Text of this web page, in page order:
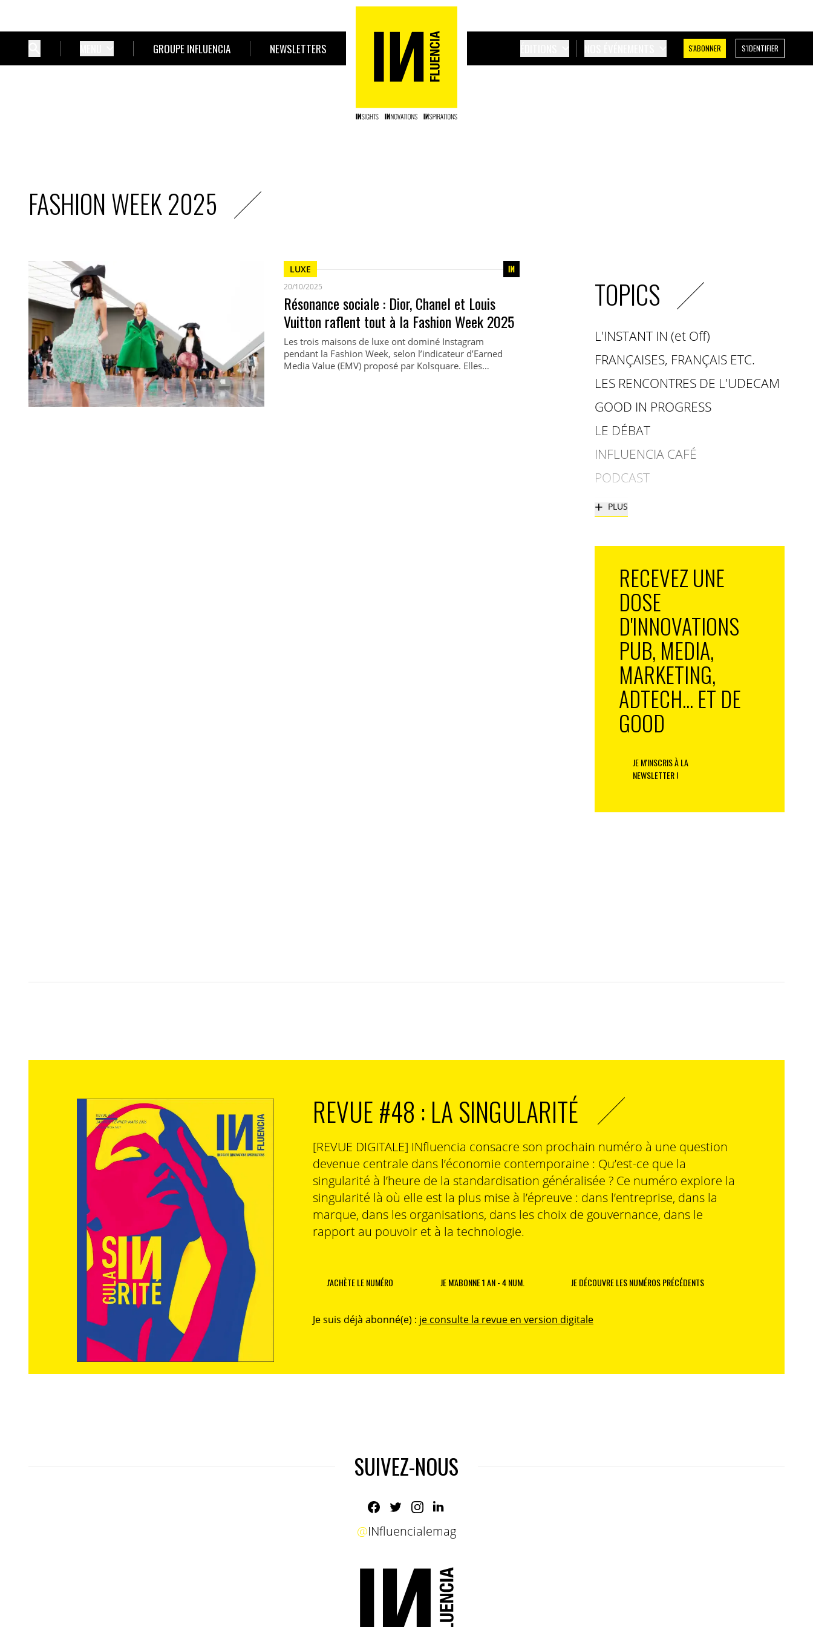
GROUPE INFLUENCIA NEWSLETTERS S'ABONNER S'IDENTIFIER
FASHION WEEK 2025
LUXE
20/10/2025
Résonance sociale : Dior, Chanel et Louis
Vuitton raflent tout à la Fashion Week 2025
Les trois maisons de luxe ont dominé Instagram
pendant la Fashion Week, selon l’indicateur d’Earned
Media Value (EMV) proposé par Kolsquare. Elles…
TOPICS
L'INSTANT IN (et Off)
FRANÇAISES, FRANÇAIS ETC.
LES RENCONTRES DE L'UDECAM
GOOD IN PROGRESS
LE DÉBAT
INFLUENCIA CAFÉ
PODCAST
+ PLUS
RECEVEZ UNE
DOSE
D'INNOVATIONS
PUB, MEDIA,
MARKETING,
ADTECH... ET DE
GOOD
JE M'INSCRIS À LA
NEWSLETTER !
REVUE #48 : LA SINGULARITÉ
[REVUE DIGITALE] INfluencia consacre son prochain numéro à une question
devenue centrale dans l’économie contemporaine : Qu’est-ce que la
singularité à l’heure de la standardisation généralisée ? Ce numéro explore la
singularité là où elle est la plus mise à l’épreuve : dans l’entreprise, dans la
marque, dans les organisations, dans les choix de gouvernance, dans le
rapport au pouvoir et à la technologie.
J'ACHÈTE LE NUMÉRO JE M'ABONNE 1 AN - 4 NUM. JE DÉCOUVRE LES NUMÉROS PRÉCÉDENTS
Je suis déjà abonné(e) : je consulte la revue en version digitale
SUIVEZ-NOUS
@INfluencialemag